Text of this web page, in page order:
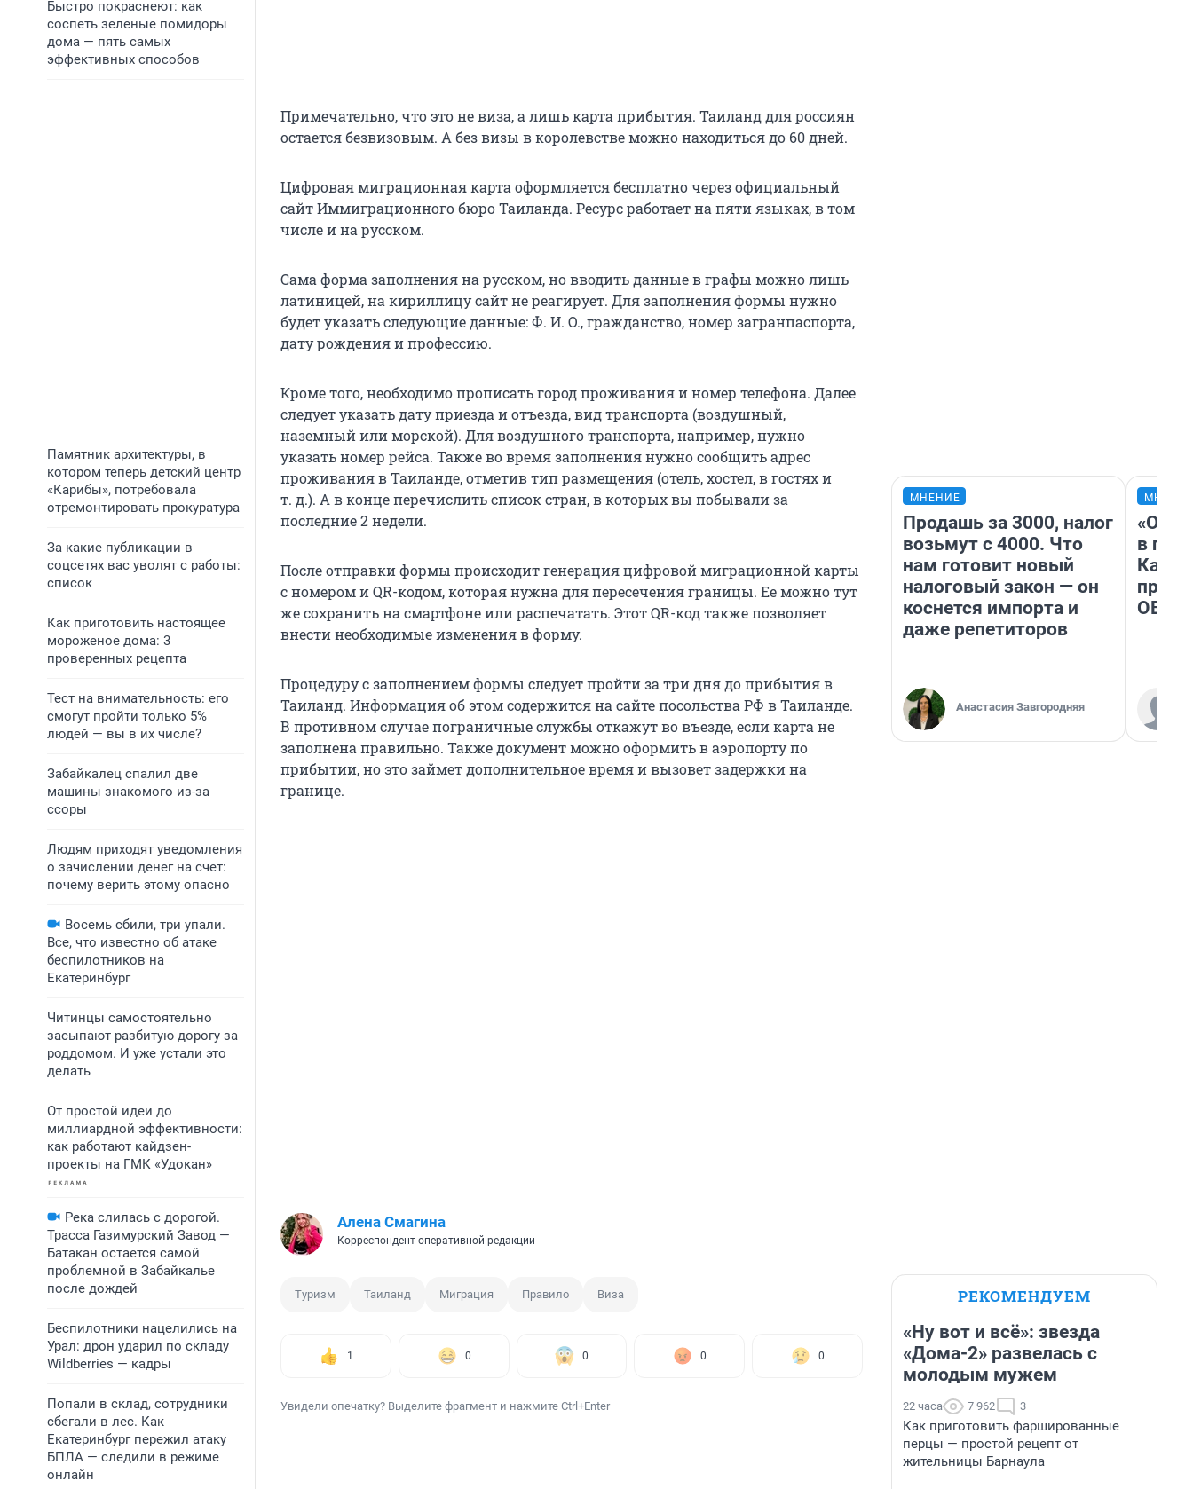
Быстро покраснеют: как
соспеть зеленые помидоры
дома — пять самых
эффективных способов
Памятник архитектуры, в
котором теперь детский центр
«Карибы», потребовала
отремонтировать прокуратура
За какие публикации в
соцсетях вас уволят с работы:
список
Как приготовить настоящее
мороженое дома: 3
проверенных рецепта
Тест на внимательность: его
смогут пройти только 5%
людей — вы в их числе?
Забайкалец спалил две
машины знакомого из-за
ссоры
Людям приходят уведомления
о зачислении денег на счет:
почему верить этому опасно
Восемь сбили, три упали.
Все, что известно об атаке
беспилотников на
Екатеринбург
Читинцы самостоятельно
засыпают разбитую дорогу за
роддомом. И уже устали это
делать
От простой идеи до
миллиардной эффективности:
как работают кайдзен-
проекты на ГМК «Удокан»
Река слилась с дорогой.
Трасса Газимурский Завод —
Батакан остается самой
проблемной в Забайкалье
после дождей
Беспилотники нацелились на
Урал: дрон ударил по складу
Wildberries — кадры
Попали в склад, сотрудники
сбегали в лес. Как
Екатеринбург пережил атаку
БПЛА — следили в режиме
онлайн
Примечательно, что это не виза, а лишь карта прибытия. Таиланд для россиян
остается безвизовым. А без визы в королевстве можно находиться до 60 дней.
Цифровая миграционная карта оформляется бесплатно через официальный
сайт Иммиграционного бюро Таиланда​. Ресурс работает на пяти языках, в том
числе и на русском.
Сама форма заполнения на русском, но вводить данные в графы можно лишь
латиницей, на кириллицу сайт не реагирует. Для заполнения формы нужно
будет указать следующие данные: Ф. И. О., гражданство, номер загранпаспорта,
дату рождения и профессию.
Кроме того, необходимо прописать город проживания и номер телефона. Далее
следует указать дату приезда и отъезда, вид транспорта (воздушный,
наземный или морской). Для воздушного транспорта, например, нужно
указать номер рейса. Также во время заполнения нужно сообщить адрес
проживания в Таиланде, отметив тип размещения (отель, хостел, в гостях и
т. д.). А в конце перечислить список стран, в которых вы побывали за
последние 2 недели.
После отправки формы происходит генерация цифровой миграционной карты
с номером и QR-кодом, которая нужна для пересечения границы. Ее можно тут
же сохранить на смартфоне или распечатать. Этот QR-код также позволяет
внести необходимые изменения в форму.
Процедуру с заполнением формы следует пройти за три дня до прибытия в
Таиланд. Информация об этом содержится на сайте посольства РФ в Таиланде.
В противном случае пограничные службы откажут во въезде, если карта не
заполнена правильно. Также документ можно оформить в аэропорту по
прибытии, но это займет дополнительное время и вызовет задержки на
границе.
Алена Смагина
Корреспондент оперативной редакции
Туризм Таиланд Миграция Правило Виза
1 0 0 0 0
Увидели опечатку? Выделите фрагмент и нажмите Ctrl+Enter
МНЕНИЕ
Продашь за 3000, налог
возьмут с 4000. Что
нам готовит новый
налоговый закон — он
коснется импорта и
даже репетиторов
Анастасия Завгородняя
в
Как в
ОВЗ
РЕКОМЕНДУЕМ
«Ну вот и всё»: звезда
«Дома-2» развелась с
молодым мужем
22 часа 7 962 3
Как приготовить фаршированные
перцы — простой рецепт от
жительницы Барнаула